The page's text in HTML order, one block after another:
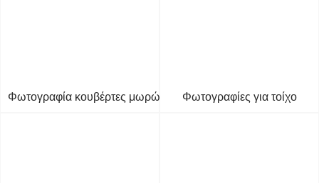
Φωτογραφία κουβέρτες μωρών Φωτογραφίες για τοίχο